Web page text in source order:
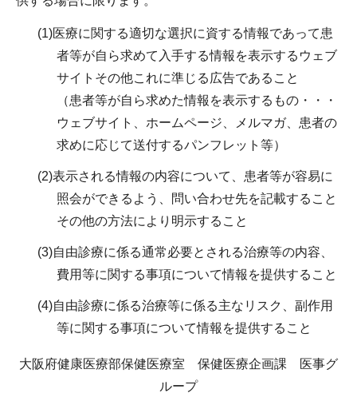
(1)医療に関する適切な選択に資する情報であって患
者等が自ら求めて入手する情報を表示するウェブ
サイトその他これに準じる広告であること
（患者等が自ら求めた情報を表示するもの・・・
ウェブサイト、ホームページ、メルマガ、患者の
求めに応じて送付するパンフレット等）
(2)表示される情報の内容について、患者等が容易に
照会ができるよう、問い合わせ先を記載すること
その他の方法により明示すること
(3)自由診療に係る通常必要とされる治療等の内容、
費用等に関する事項について情報を提供すること
(4)自由診療に係る治療等に係る主なリスク、副作用
等に関する事項について情報を提供すること
大阪府健康医療部保健医療室 保健医療企画課 医事グ
ループ